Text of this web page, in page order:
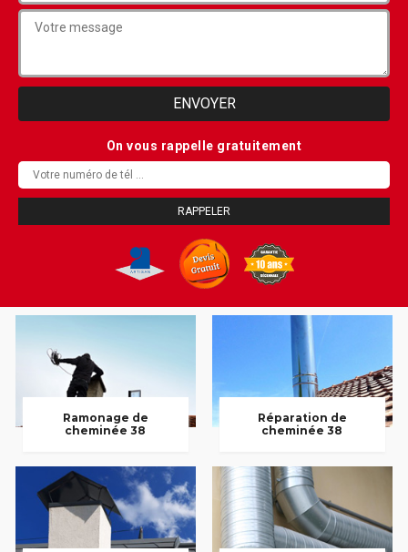
On vous rappelle gratuitement
Ramonage de
cheminée 38
Réparation de
cheminée 38